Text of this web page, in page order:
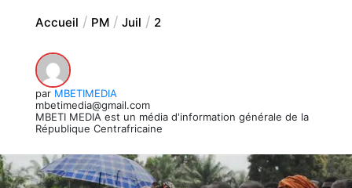
Accueil PM Juil 2
par MBETIMEDIA
mbetimedia@gmail.com
MBETI MEDIA est un média d'information générale de la
République Centrafricaine